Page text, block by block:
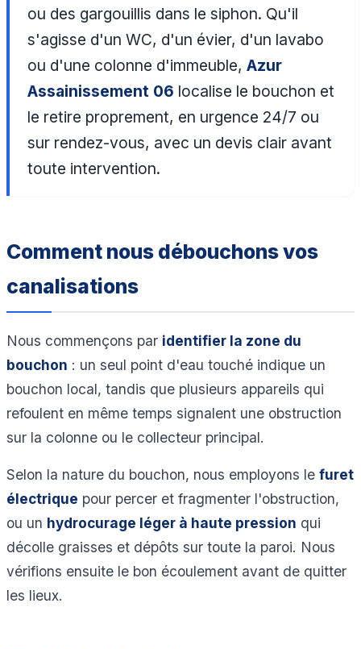
ou des gargouillis dans le siphon. Qu'il
s'agisse d'un WC, d'un évier, d'un lavabo
ou d'une colonne d'immeuble,Azur
Assainissement 06 localise le bouchon et
le retire proprement, en urgence 24/7 ou
sur rendez-vous, avec un devis clair avant
toute intervention.
Comment nous débouchons vos
canalisations
Nous commençons par identifier la zone du
bouchon : un seul point d'eau touché indique un
bouchon local, tandis que plusieurs appareils qui
refoulent en même temps signalent une obstruction
sur la colonne ou le collecteur principal.
Selon la nature du bouchon, nous employons le furet
électrique pour percer et fragmenter l'obstruction,
ou un hydrocurage léger à haute pression qui
décolle graisses et dépôts sur toute la paroi. Nous
vérifions ensuite le bon écoulement avant de quitter
les lieux.